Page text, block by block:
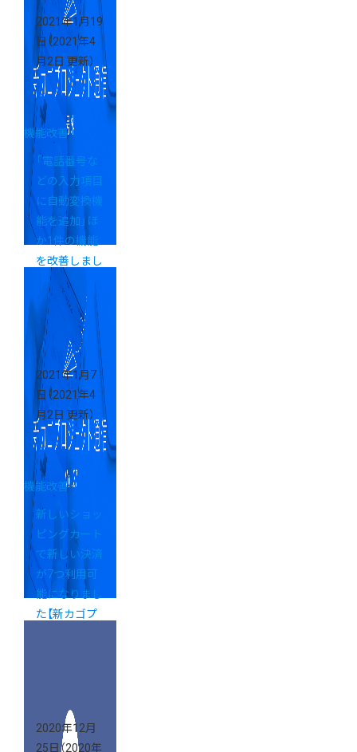
2021年1月19
日 （2021年4
月2日 更新）
機能改善
「電話番号な
どの入力項目
に自動変換機
能を追加」ほ
か1件の機能
を改善しまし
た！【新カゴプ
ロジェクト通
信 号外】
2021年1月7
日 （2021年4
月2日 更新）
機能改善
新しいショッ
ピングカート
で新しい決済
が7つ利用可
能になりまし
た【新カゴプ
2020年12月
25日 （2020年